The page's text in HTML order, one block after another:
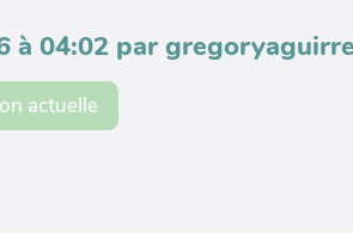
à 04:02 par gregoryaguirre
actuelle